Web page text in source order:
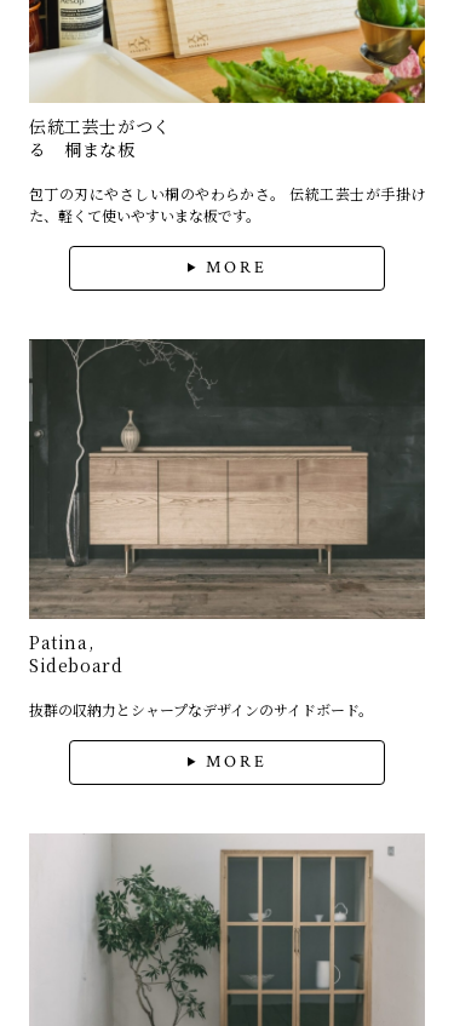
伝統工芸士がつく
る 桐まな板
包丁の刃にやさしい桐のやわらかさ。 伝統工芸士が手掛け
た、軽くて使いやすいまな板です。
MORE
Patina,
Sideboard
抜群の収納力とシャープなデザインのサイドボード。
MORE